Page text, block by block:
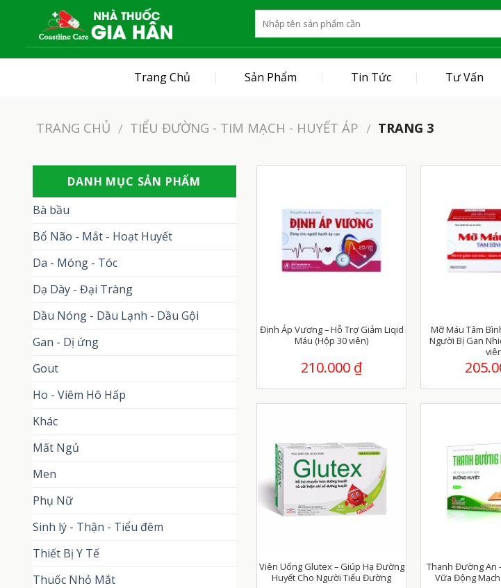
content
Trang Chủ Sản Phẩm Tin Tức Tư Vấn
TRANG CHỦ / TIỂU ĐƯỜNG - TIM MẠCH - HUYẾT ÁP / TRANG 3
DANH MỤC SẢN PHẨM
Bà bầu
Bổ Não - Mắt - Hoạt Huyết
Da - Móng - Tóc
Dạ Dày - Đại Tràng
Dầu Nóng - Dầu Lạnh - Dầu Gội
Gan - Dị ứng
Gout
Ho - Viêm Hô Hấp
Khác
Mất Ngủ
Men
Phụ Nữ
Sinh lý - Thận - Tiểu đêm
Thiết Bị Y Tế
Thuốc Nhỏ Mắt
Định Áp Vương – Hỗ Trợ Giảm Liqid
Máu (Hộp 30 viên)
210.000 ₫
Mỡ Máu Tâm
Người Bị Gan
Viên Uống Glutex – Giúp Hạ Đường
Huyết Cho Người Tiểu Đường
Thanh Đường An
Vữa Động